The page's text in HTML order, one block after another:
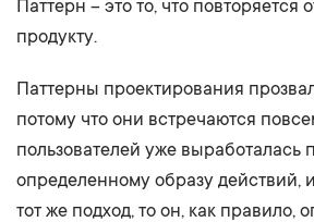
Паттерн – это то, что повторяется
продукту.
Паттерны проектирования
потому что они встречаются
пользователей уже выработалась
определенному образу действий,
тот же подход, то он, как правило,